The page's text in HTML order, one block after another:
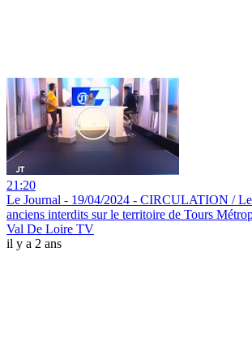
21:20
Le Journal - 19/04/2024 - CIRCULATION /
anciens interdits sur le territoire de Tours
Val De Loire TV
il y a 2 ans